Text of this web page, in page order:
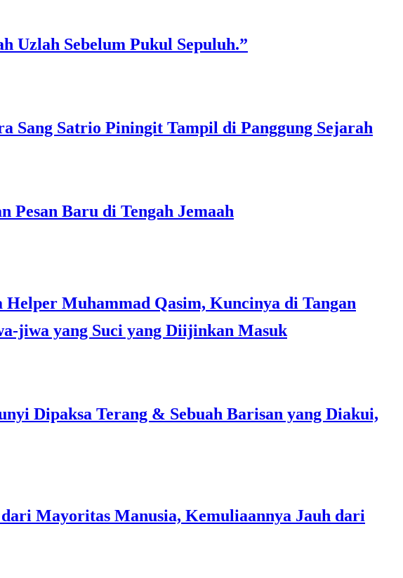
Uzlah Sebelum Pukul Sepuluh.”
Sang Satrio Piningit Tampil di Panggung Sejarah
Baru di Tengah Jemaah
jiwa yang Suci yang Diijinkan Masuk
Dipaksa Terang & Sebuah Barisan yang Diakui,
Mayoritas Manusia, Kemuliaannya Jauh dari